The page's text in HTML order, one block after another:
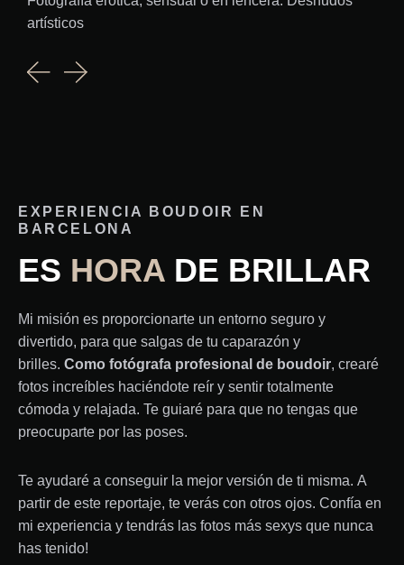
EXPERIENCIA BOUDOIR EN
BARCELONA
ES HORA DE BRILLAR
Mi misión es proporcionarte un entorno seguro y
divertido, para que salgas de tu caparazón y
brilles. Como fotógrafa profesional de boudoir, crearé
fotos increíbles haciéndote reír y sentir totalmente
cómoda y relajada. Te guiaré para que no tengas que
preocuparte por las poses.
Te ayudaré a conseguir la mejor versión de ti misma. A
partir de este reportaje, te verás con otros ojos. Confía en
mi experiencia y tendrás las fotos más sexys que nunca
has tenido!